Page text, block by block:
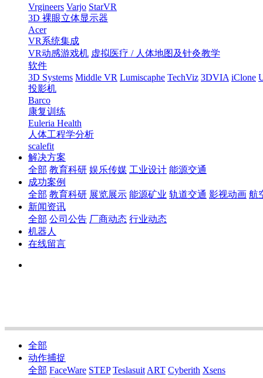
Vrgineers Varjo StarVR
3D 裸眼立体显示器
Acer
VR系统集成
VR动感游戏机 虚拟医疗 / 人体地图及针灸教学
软件
3D Systems Middle VR Lumiscaphe TechViz 3DVIA iClone
投影机
Barco
康复训练
Euleria Health
人体工程学分析
scalefit
解决方案
全部 教育科研 娱乐传媒 工业设计 能源交通
成功案例
全部 教育科研 展览展示 能源矿业 轨道交通 影视动画 航
新闻资讯
全部 公司公告 厂商动态 行业动态
机器人
在线留言
全部
动作捕捉
全部 FaceWare STEP Teslasuit ART Cyberith Xsens